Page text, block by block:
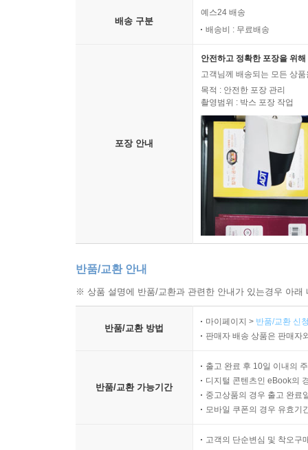
배송 구분
예스24 배송
배송비 : 무료배송
포장 안내
안전하고 정확한 포장을 위
고객님께 배송되는 모든 상
목적 : 안전한 포장 관리
촬영범위 : 박스 포장 작업
반품/교환 안내
※ 상품 설명에 반품/교환과 관련한 안내가 있는경우 아
반품/교환 방법
마이페이지 > 반품/교환 신
판매자 배송 상품은 판매자
반품/교환 가능기간
출고 완료 후 10일 이내의
디지털 콘텐츠인 eBook의
중고상품의 경우 출고 완료
모바일 쿠폰의 경우 유효기
고객의 단순변심 및 착오구